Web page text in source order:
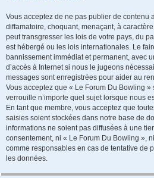
Vous acceptez de ne pas publier de contenu
diffamatoire, choquant, menaçant, à
peut transgresser les lois de votre pays, du
est hébergé ou les lois internationales. Le
bannissement immédiat et permanent, avec
d’accès à Internet si nous le jugeons
messages sont enregistrées pour aider au
Vous acceptez que « Le Forum Du Bowling
verrouille n’importe quel sujet lorsque nous
En tant que membre, vous acceptez que
saisies soient stockées dans notre base de
informations ne soient pas diffusées à une
consentement, ni « Le Forum Du Bowling »,
comme responsables en cas de tentative de
les données.